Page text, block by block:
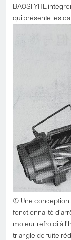
BAOSI YHE
qui présente les
① Une conception
fonctionnalité
moteur refroidi à
triangle de fuite